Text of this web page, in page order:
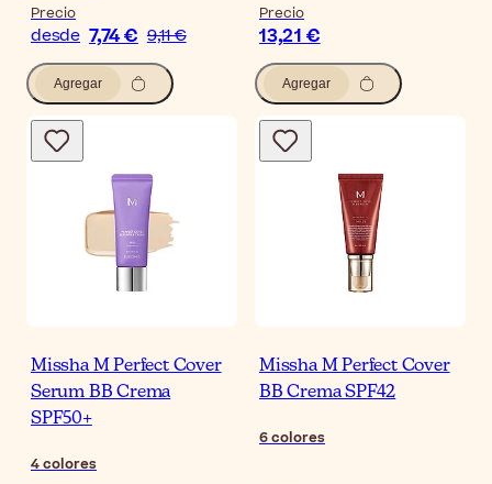
Precio
desde 7,74 € 9,11 €
Agregar
Precio
13,21 €
Agregar
Missha M Perfect Cover
Serum BB Crema
SPF50+
4colores
Missha M Perfect Cover
BB Crema SPF42
6colores